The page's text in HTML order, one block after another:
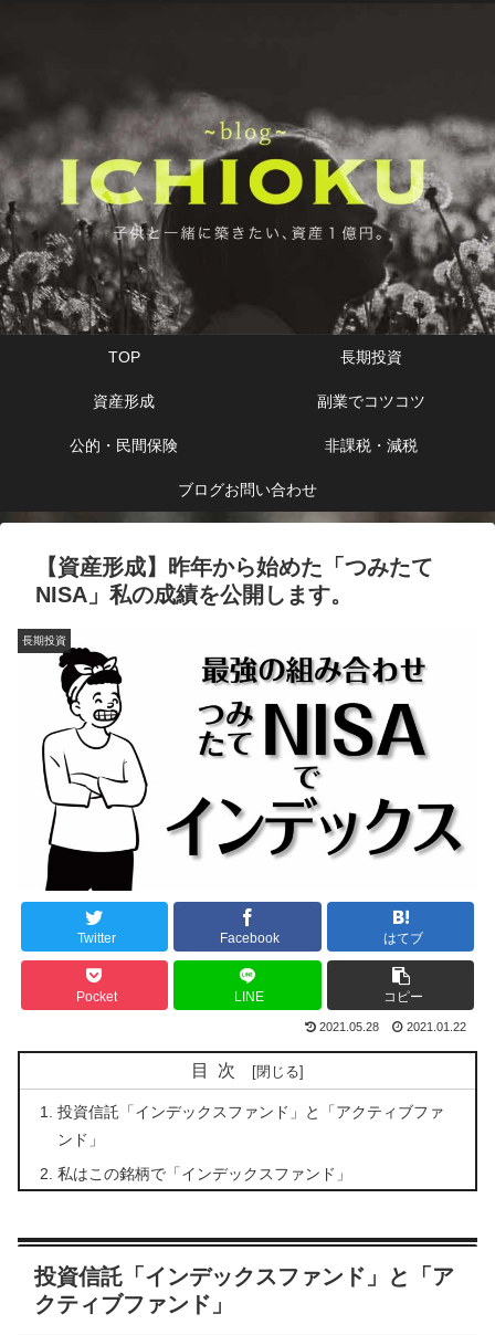
TOP 長期投資
資産形成 副業でコツコツ
公的・民間保険 非課税・減税
ブログお問い合わせ
【資産形成】昨年から始めた「つみたて
NISA」私の成績を公開します。
長期投資
Twitter Facebook はてブ
Pocket LINE コピー
2021.05.28 2021.01.22
目次
投資信託「インデックスファンド」と「アクティブファ
ンド」
私はこの銘柄で「インデックスファンド」
投資信託「インデックスファンド」と「ア
クティブファンド」